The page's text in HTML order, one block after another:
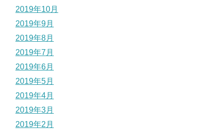
2019年10月
2019年9月
2019年8月
2019年7月
2019年6月
2019年5月
2019年4月
2019年3月
2019年2月